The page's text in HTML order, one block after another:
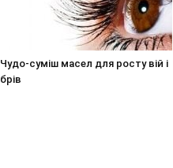
Чудо-суміш масел для росту вій і
брів